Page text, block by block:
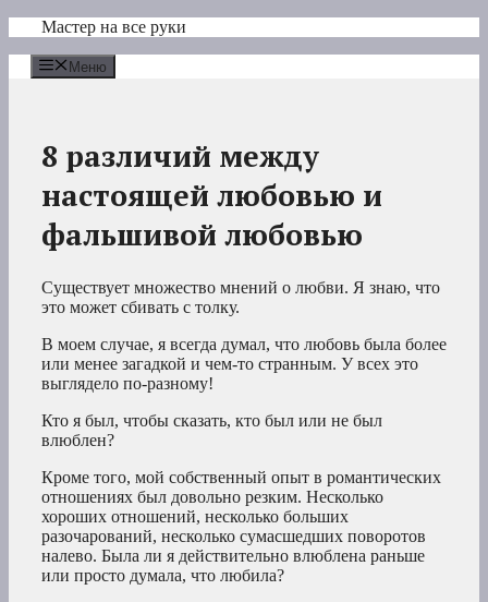
Перейти
содержимому
Мастер на все руки
Меню
8 различий между
настоящей любовью и
фальшивой любовью
Существует множество мнений о любви. Я знаю, что
это может сбивать с толку.
В моем случае, я всегда думал, что любовь была более
или менее загадкой и чем-то странным. У всех это
выглядело по-разному!
Кто я был, чтобы сказать, кто был или не был
влюблен?
Кроме того, мой собственный опыт в романтических
отношениях был довольно резким. Несколько
хороших отношений, несколько больших
разочарований, несколько сумасшедших поворотов
налево. Была ли я действительно влюблена раньше
или просто думала, что любила?